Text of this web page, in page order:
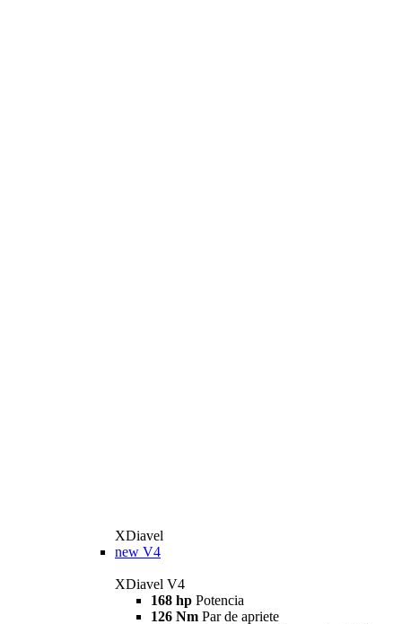
XDiavel
new V4
XDiavel V4
168 hp Potencia
126 Nm Par de apriete